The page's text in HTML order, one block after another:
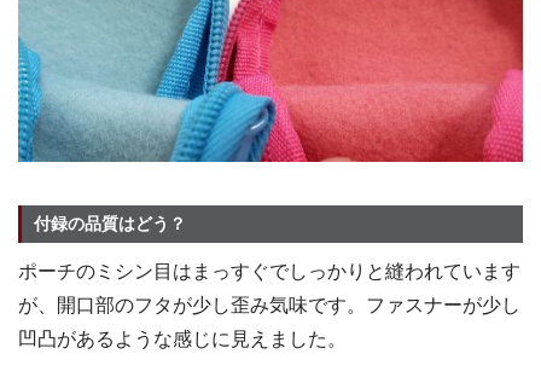
付録の品質はどう？
ポーチのミシン目はまっすぐでしっかりと縫われています
が、開口部のフタが少し歪み気味です。ファスナーが少し
凹凸があるような感じに見えました。